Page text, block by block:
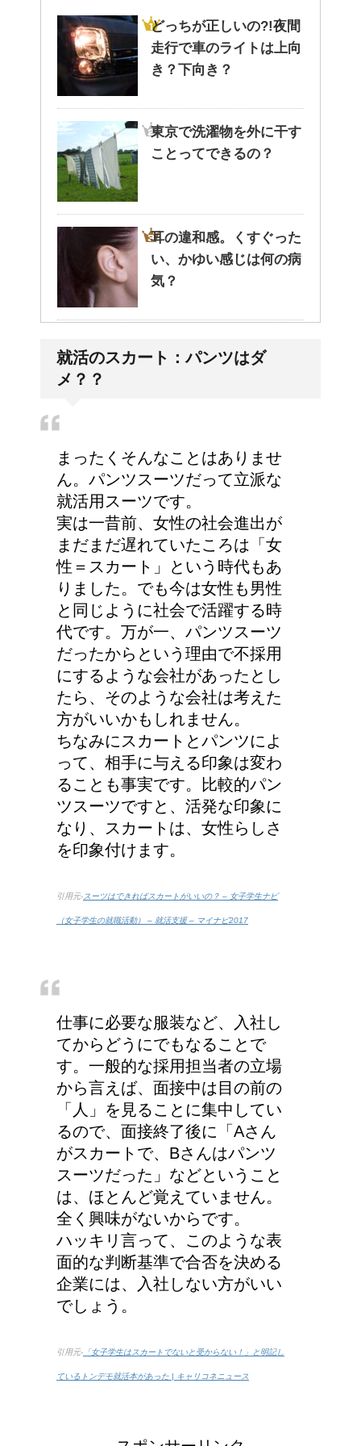
どっちが正しいの?!夜間
走行で車のライトは上向
き？下向き？
東京で洗濯物を外に干す
ことってできるの？
耳の違和感。くすぐった
い、かゆい感じは何の病
気？
て、やはり傾向があるの
労災保険の請求で病院が
2か所の場合はどうなる
の？
人が死ぬ前に感じる予感
や予兆の3パターン
女装とは違う!!男性のス
カート・ファッションは
勇気がいる！
産婦人科での検診、膣に
指や器具を入れられるっ
て本当？！
就活のスカート：パンツはダ
メ？？
まったくそんなことはありませ
ん。パンツスーツだって立派な
就活用スーツです。
実は一昔前、女性の社会進出が
まだまだ遅れていたころは「女
性＝スカート」という時代もあ
りました。でも今は女性も男性
と同じように社会で活躍する時
代です。万が一、パンツスーツ
だったからという理由で不採用
にするような会社があったとし
たら、そのような会社は考えた
方がいいかもしれません。
ちなみにスカートとパンツによ
って、相手に与える印象は変わ
ることも事実です。比較的パン
ツスーツですと、活発な印象に
なり、スカートは、女性らしさ
を印象付けます。
引用元-スーツはできればスカートがいいの？ – 女子学生ナビ
（女子学生の就職活動） – 就活支援 – マイナビ2017
仕事に必要な服装など、入社し
てからどうにでもなることで
す。一般的な採用担当者の立場
から言えば、面接中は目の前の
「人」を見ることに集中してい
るので、面接終了後に「Aさん
がスカートで、Bさんはパンツ
スーツだった」などということ
は、ほとんど覚えていません。
全く興味がないからです。
ハッキリ言って、このような表
面的な判断基準で合否を決める
企業には、入社しない方がいい
でしょう。
引用元- 「女子学生はスカートでないと受からない！」と明記し
ているトンデモ就活本があった | キャリコネニュース